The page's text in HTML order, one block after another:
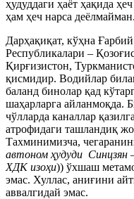
ҳудуддаги ҳаёт ҳақида
ҳам ҳеч нарса деёлмайман.
Дарҳақиқат, кўҳна
Республикалари –
Қирғизистон,
қисмидир. Водийлар
баланд бинолар қад
шаҳарларга айланмоқда.
чўлларда каналлар
атрофидаги ташландиқ
Тахминимизча,
автоном ҳудуди
ХДК изоҳи)) ўхшаш
эмас. Хуллас, аниғини
аввалгидай эмас.